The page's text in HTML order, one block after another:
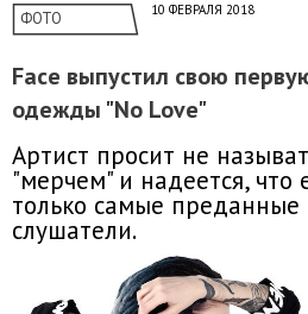
ФОТО 10 ФЕВРАЛЯ 2018
Face выпустил свою
одежды "No Love"
Артист просит не
"мерчем" и надеется, что
только самые преданные
слушатели.